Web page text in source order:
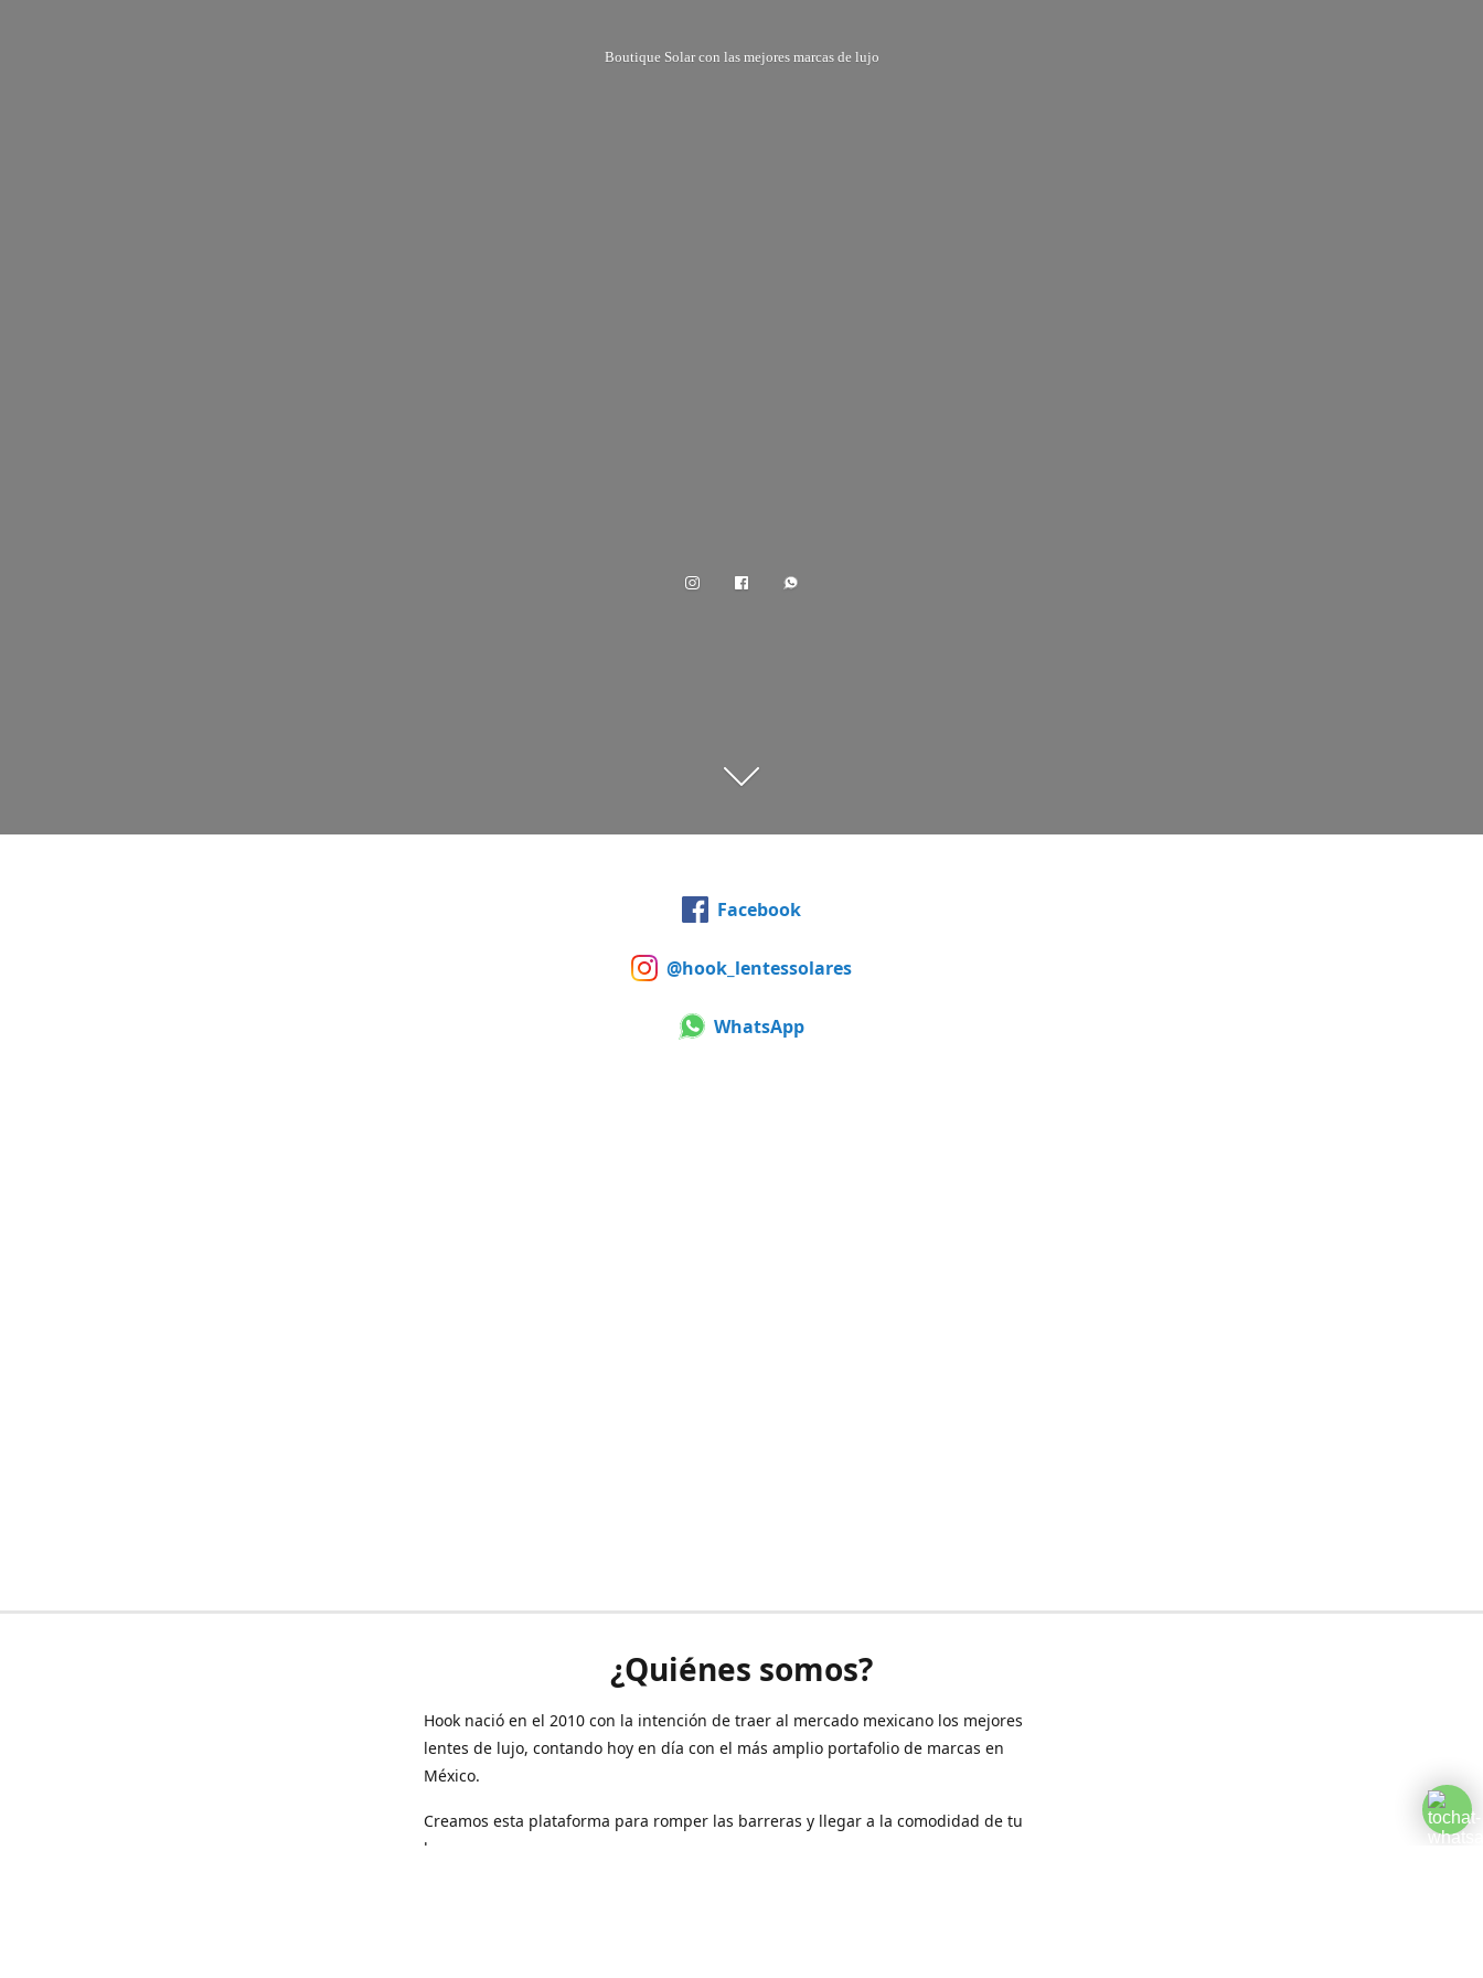
Boutique Solar con las mejores marcas de lujo
Facebook
@hook_lentessolares
WhatsApp
¿Quiénes somos?
Hook nació en el 2010 con la intención de traer al mercado mexicano los mejores
lentes de lujo, contando hoy en día con el más amplio portafolio de marcas en
México.
Creamos esta plataforma para romper las barreras y llegar a la comodidad de tu
hogar.